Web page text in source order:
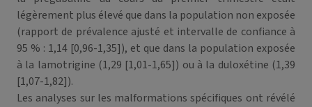
légèrement plus élevé que dans la population non exposée
(rapport de prévalence ajusté et intervalle de confiance à
95 % : 1,14 [0,96-1,35]), et que dans la population exposée
à la lamotrigine (1,29 [1,01-1,65]) ou à la duloxétine (1,39
[1,07-1,82]).
Les analyses sur les malformations spécifiques ont révélé